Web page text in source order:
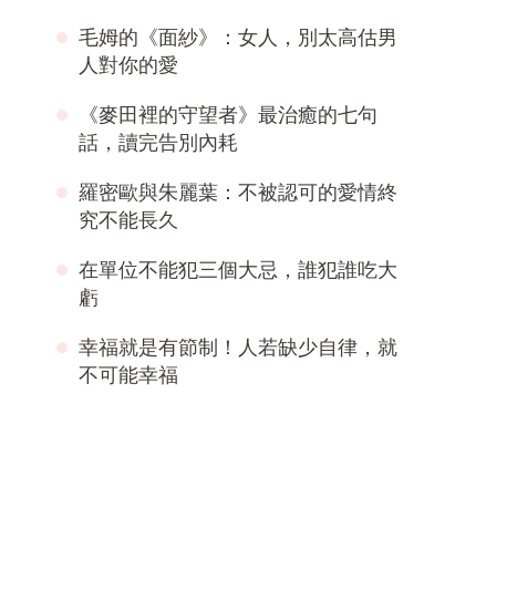
毛姆的《面紗》：女人，別太高估男
人對你的愛
《麥田裡的守望者》最治癒的七句
話，讀完告別內耗
羅密歐與朱麗葉：不被認可的愛情終
究不能長久
在單位不能犯三個大忌，誰犯誰吃大
虧
幸福就是有節制！人若缺少自律，就
不可能幸福